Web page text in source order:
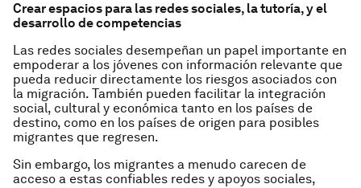
Crear espacios para las redes sociales, la tutoría, y el
desarrollo de competencias
Las redes sociales desempeñan un papel importante en
empoderar a los jóvenes con información relevante que
pueda reducir directamente los riesgos asociados con
la migración. También pueden facilitar la integración
social, cultural y económica tanto en los países de
destino, como en los países de origen para posibles
migrantes que regresen.
Sin embargo, los migrantes a menudo carecen de
acceso a estas confiables redes y apoyos sociales,